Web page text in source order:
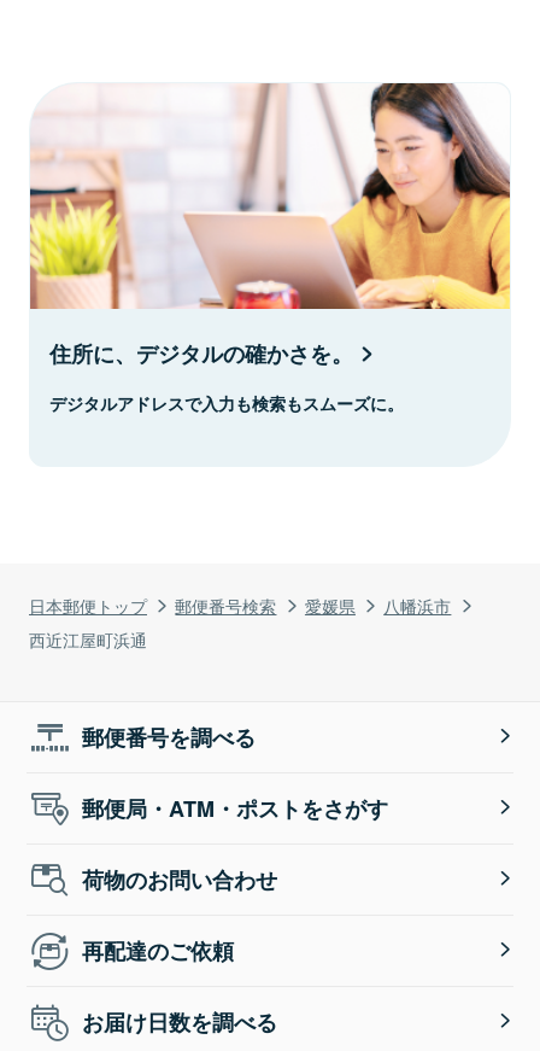
日本郵便トップ 郵便番号検索 愛媛県
八幡浜市
西近江屋町浜通
住所に、デジタルの確かさを。
デジタルアドレスで入力も検索もスムーズに。
郵便番号を調べる
郵便局・ATM・ポストをさがす
荷物のお問い合わせ
再配達のご依頼
お届け日数を調べる